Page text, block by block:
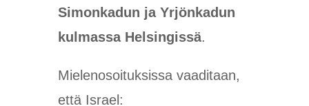
Simonkadun ja Yrjönkadun
kulmassa Helsingissä.
Mielenosoituksissa vaaditaan,
että Israel: